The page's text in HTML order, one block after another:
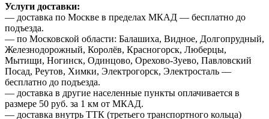
Услуги доставки:
— доставка по Москве в пределах МКАД — бесплатно до
подъезда.
— по Московской области: Балашиха, Видное, Долгопрудный,
Железнодорожный, Королёв, Красногорск, Люберцы,
Мытищи, Ногинск, Одинцово, Орехово-Зуево, Павловский
Посад, Реутов, Химки, Электрогорск, Электросталь —
бесплатно до подъезда.
— доставка в другие населенные пункты оплачивается в
размере 50 руб. за 1 км от МКАД.
— доставка внутрь ТТК (третьего транспортного кольца)